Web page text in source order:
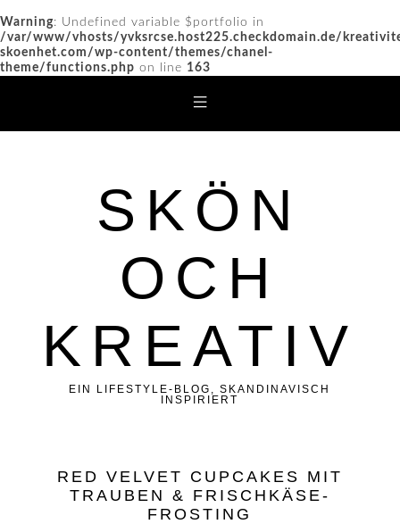
Warning: Undefined variable $portfolio in
/var/www/vhosts/yvksrcse.host225.checkdomain.de/
skoenhet.com/wp-content/themes/chanel-
theme/functions.php on line 163
SKÖN
OCH
KREATIV
EIN LIFESTYLE-BLOG, SKANDINAVISCH
INSPIRIERT
RED VELVET CUPCAKES MIT
TRAUBEN & FRISCHKÄSE-
FROSTING